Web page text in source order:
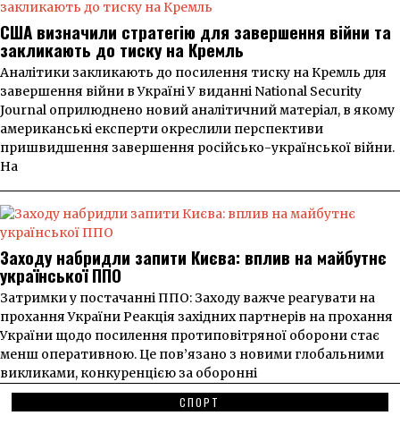
США визначили стратегію для завершення війни та
закликають до тиску на Кремль
Аналітики закликають до посилення тиску на Кремль для
завершення війни в Україні У виданні National Security
Journal оприлюднено новий аналітичний матеріал, в якому
американські експерти окреслили перспективи
пришвидшення завершення російсько-української війни.
На
Заходу набридли запити Києва: вплив на майбутнє
української ППО
Затримки у постачанні ППО: Заходу важче реагувати на
прохання України Реакція західних партнерів на прохання
України щодо посилення протиповітряної оборони стає
менш оперативною. Це пов’язано з новими глобальними
викликами, конкуренцією за оборонні
СПОРТ